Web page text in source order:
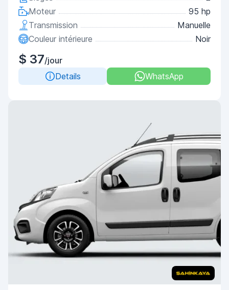
Moteur
95 hp
Transmission
Manuelle
Couleur intérieure
Noir
$ 37/jour
Details
WhatsApp